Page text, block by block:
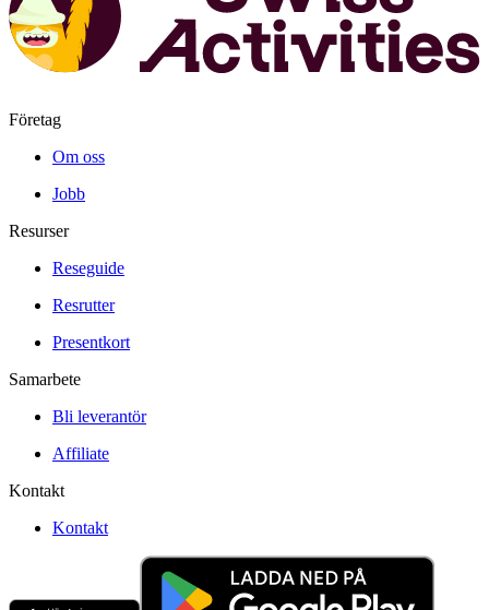
Företag
Om oss
Jobb
Resurser
Reseguide
Resrutter
Presentkort
Samarbete
Bli leverantör
Affiliate
Kontakt
Kontakt